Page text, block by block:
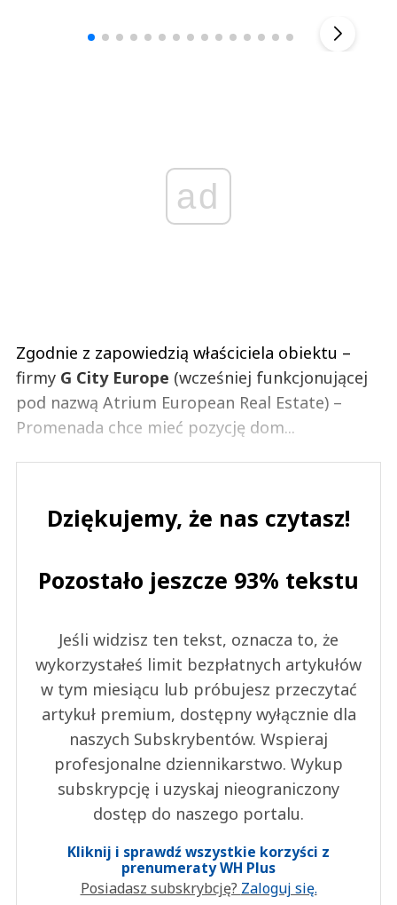
ad
Zgodnie z zapowiedzią właściciela obiektu –
firmy G City Europe (wcześniej funkcjonującej
pod nazwą Atrium European Real Estate) –
Promenada chce mieć pozycję dom...
Dziękujemy, że nas czytasz!
Pozostało jeszcze 93% tekstu
Jeśli widzisz ten tekst, oznacza to, że
wykorzystałeś limit bezpłatnych artykułów
w tym miesiącu lub próbujesz przeczytać
artykuł premium, dostępny wyłącznie dla
naszych Subskrybentów. Wspieraj
profesjonalne dziennikarstwo. Wykup
subskrypcję i uzyskaj nieograniczony
dostęp do naszego portalu.
Kliknij i sprawdź wszystkie korzyści z
prenumeraty WH Plus
Posiadasz subskrybcję? Zaloguj się.